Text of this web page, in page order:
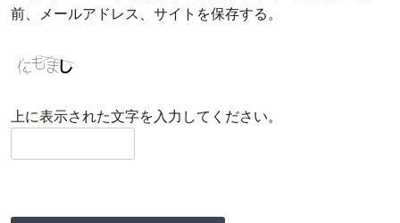
前、メールアドレス、サイトを保存する。
上に表示された文字を入力してください。